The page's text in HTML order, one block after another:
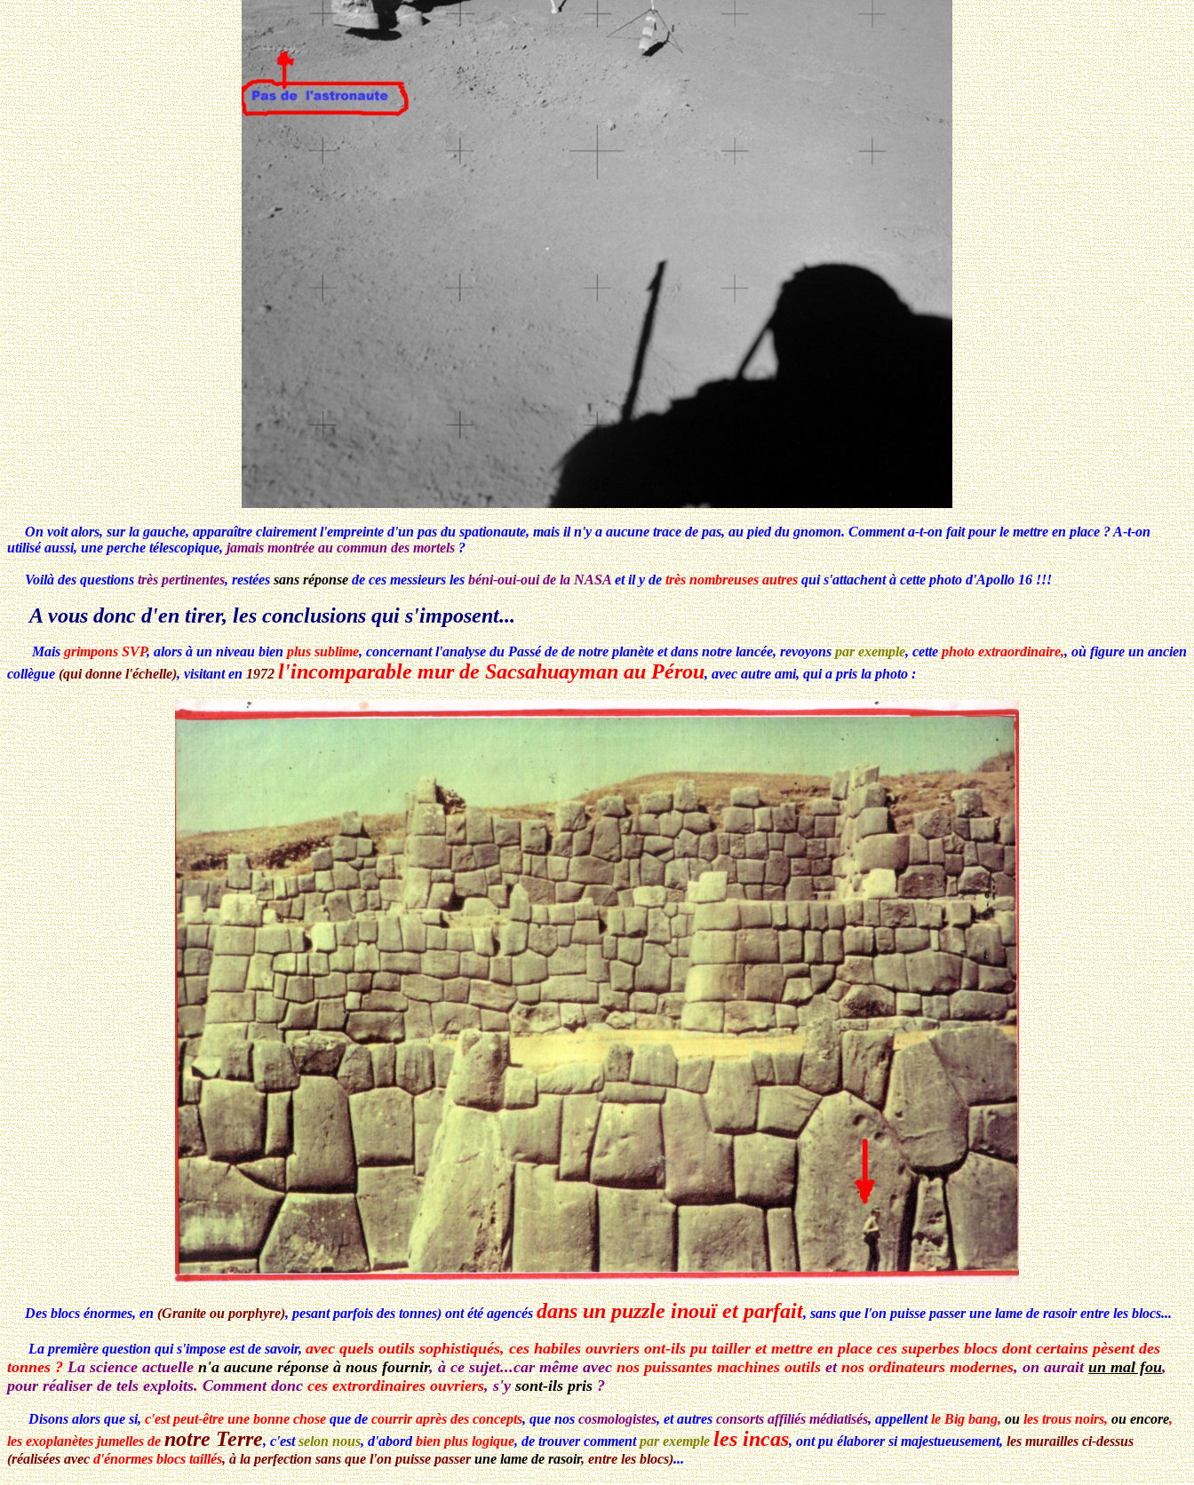
On voit alors, sur la gauche, apparaître clairement l'empreinte d'un pas du spationaute, mais il n'y a aucune trace de pas, au pied du gnomon. Comment a-t-on fait pour le mettre en place ? A-t-on
utilisé aussi, une perche télescopique,jamais montrée au commun des mortels?
Voilà des questionstrès pertinentes, restéessans réponsede ces messieurs lesbéni-oui-oui de la NASAet il y detrès nombreuses autresqui s'attachent à cette photo d'Apollo 16 !!!
A vous donc d'en tirer, les conclusions qui s'imposent...
Maisgrimpons SVP, alors à un niveau bienplus sublime, concernant l'analyse du Passé de de notre planète et dans notre lancée, revoyonspar exemple, cettephoto extraordinaire,, où figure un ancien
collègue(qui donne l'échelle), visitant en1972 l'incomparable mur de Sacsahuayman au Pérou, avec autre ami, qui a pris la photo :
Des blocs énormes, en(Granite ou porphyre), pesant parfois des tonnes) ont été agencésdans un puzzle inouï et parfait, sans que l'on puisse passer une lame de rasoir entre les blocs...
La première question qui s'impose est de savoir,avec quels outils sophistiqués, ces habiles ouvriers ont-ils pu tailler et mettre en place ces superbes blocs dont certains pèsent des
tonnes ?La science actuellen'a aucune réponse à nous fournir, à ce sujet...car même avecnos puissantes machines outilsetnos ordinateurs modernes, on auraitun mal fou,
pour réaliser de tels exploits. Comment doncces extrordinaires ouvriers, s'ysont-ils pris?
Disons alors que si,c'est peut-être une bonne choseque decourrir après des concepts, que noscosmologistes, et autresconsorts affiliés médiatisés, appellentle Big bang,oules trous noirs,ou encore,
les exoplanètes jumelles denotre Terre, c'estselon nous, d'abordbien plus logique, de trouver commentpar exemple les incas, ont pu élaborer si majestueusement,les murailles ci-dessus
(réalisées avecd'énormes blocs taillés, à la perfection sans que l'on puisse passerune lame de rasoir, entre les blocs)...